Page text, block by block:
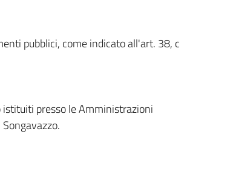
pubblici, come indicato all'art. 38, c
presso le Amministrazioni